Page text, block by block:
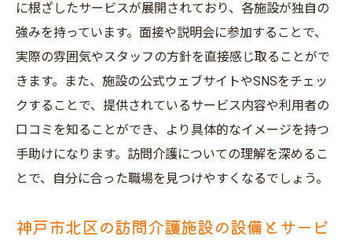
に根ざしたサービスが展開されており、各施設が独自の
強みを持っています。面接や説明会に参加することで、
実際の雰囲気やスタッフの方針を直接感じ取ることがで
きます。また、施設の公式ウェブサイトやSNSをチェッ
クすることで、提供されているサービス内容や利用者の
口コミを知ることができ、より具体的なイメージを持つ
手助けになります。訪問介護についての理解を深めるこ
とで、自分に合った職場を見つけやすくなるでしょう。
神戸市北区の訪問介護施設の設備とサービ